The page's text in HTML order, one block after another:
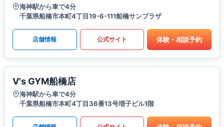
海神駅から車で4分
千葉県船橋市本町4丁目19-6-111船橋サンプラザ
店舗情報 公式サイト 体験・相談予約
V's GYM船橋店
海神駅から車で4分
千葉県船橋市本町4丁目36番13号増子ビル1階